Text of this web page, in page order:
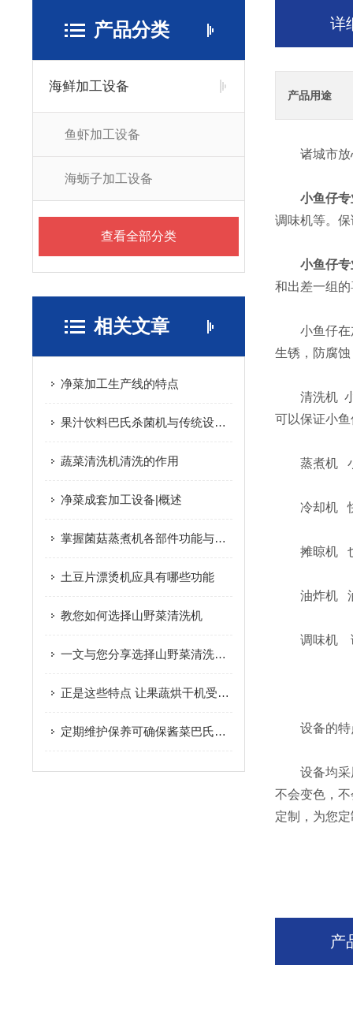
产品分类
海鲜加工设备
鱼虾加工设备
海蛎子加工设备
查看全部分类
相关文章
净菜加工生产线的特点
果汁饮料巴氏杀菌机与传统设备相比更具优势
蔬菜清洗机清洗的作用
净菜成套加工设备|概述
掌握菌菇蒸煮机各部件功能与特性保障菌菇预处理工序高效合规完成
土豆片漂烫机应具有哪些功能
教您如何选择山野菜清洗机
一文与您分享选择山野菜清洗机时所需要考虑的要点
正是这些特点 让果蔬烘干机受到大家的欢迎
定期维护保养可确保酱菜巴氏杀菌机的安全性
详
产品用途
诸城市放心
小鱼仔
调味机等。
小鱼仔
和出差一组
小鱼仔在加
生锈，防腐
清洗机 小
可以保证小
蒸煮机 小
冷却机 快
摊晾机 也
油炸机 油
调味机 调
设备的特
设备均采用
不会变色，
定制，为您
产